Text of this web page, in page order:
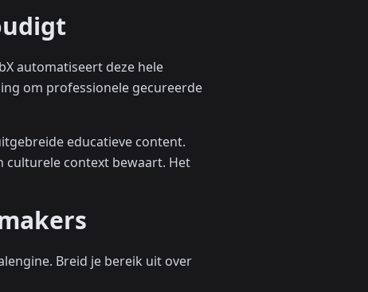
automatiseert deze hele
om professionele gecureerde
educatieve content.
culturele context bewaart. Het
Breid je bereik uit over